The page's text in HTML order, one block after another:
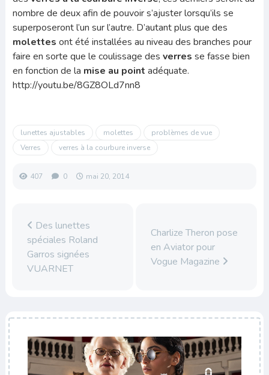
nombre de deux afin de pouvoir s’ajuster lorsqu’ils se
superposeront l’un sur l’autre. D’autant plus que des
molettes ont été installées au niveau des branches pour
faire en sorte que le coulissage des verres se fasse bien
en fonction de la mise au point adéquate.
http://youtu.be/8GZ8OLd7nn8
lunettes ajustables molettes
problèmes de vue
Verres
verres à la courbure inverse
407 0 mai 20, 2014
Des lunettes
spéciales Roland
Garros signées
VUARNET
Charlize Theron pose
en Aviator pour
Vogue Magazine